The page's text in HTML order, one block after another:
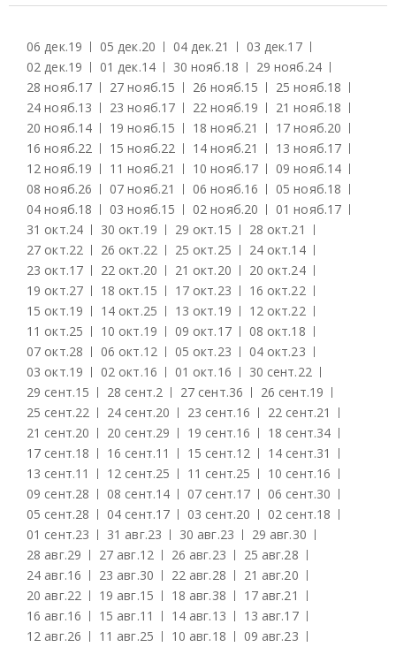
06 дек.19 05 дек.20 04 дек.21 03 дек.17
02 дек.19 01 дек.14 30 нояб.18 29 нояб.24
28 нояб.17 27 нояб.15 26 нояб.15 25 нояб.18
24 нояб.13 23 нояб.17 22 нояб.19 21 нояб.18
20 нояб.14 19 нояб.15 18 нояб.21 17 нояб.20
16 нояб.22 15 нояб.22 14 нояб.21 13 нояб.17
12 нояб.19 11 нояб.21 10 нояб.17 09 нояб.14
08 нояб.26 07 нояб.21 06 нояб.16 05 нояб.18
04 нояб.18 03 нояб.15 02 нояб.20 01 нояб.17
31 окт.24 30 окт.19 29 окт.15 28 окт.21
27 окт.22 26 окт.22 25 окт.25 24 окт.14
23 окт.17 22 окт.20 21 окт.20 20 окт.24
19 окт.27 18 окт.15 17 окт.23 16 окт.22
15 окт.19 14 окт.25 13 окт.19 12 окт.22
11 окт.25 10 окт.19 09 окт.17 08 окт.18
07 окт.28 06 окт.12 05 окт.23 04 окт.23
03 окт.19 02 окт.16 01 окт.16 30 сент.22
29 сент.15 28 сент.2 27 сент.36 26 сент.19
25 сент.22 24 сент.20 23 сент.16 22 сент.21
21 сент.20 20 сент.29 19 сент.16 18 сент.34
17 сент.18 16 сент.11 15 сент.12 14 сент.31
13 сент.11 12 сент.25 11 сент.25 10 сент.16
09 сент.28 08 сент.14 07 сент.17 06 сент.30
05 сент.28 04 сент.17 03 сент.20 02 сент.18
01 сент.23 31 авг.23 30 авг.23 29 авг.30
28 авг.29 27 авг.12 26 авг.23 25 авг.28
24 авг.16 23 авг.30 22 авг.28 21 авг.20
20 авг.22 19 авг.15 18 авг.38 17 авг.21
16 авг.16 15 авг.11 14 авг.13 13 авг.17
12 авг.26 11 авг.25 10 авг.18 09 авг.23